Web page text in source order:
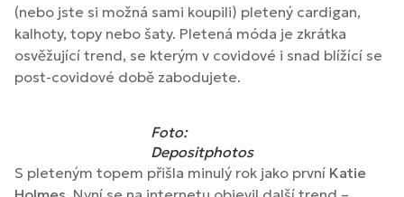
(nebo jste si možná sami koupili) pletený cardigan,
kalhoty, topy nebo šaty. Pletená móda je zkrátka
osvěžující trend, se kterým v covidové i snad blížící se
post-covidové době zabodujete.
Foto:
Depositphotos
S pleteným topem přišla minulý rok jako první Katie